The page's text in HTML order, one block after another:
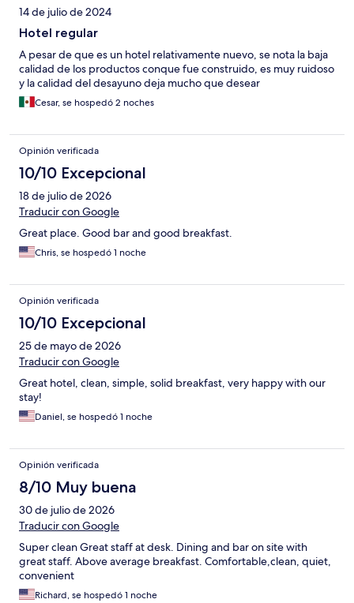
14 de julio de 2024
Hotel regular
A pesar de que es un hotel relativamente nuevo, se nota la baja
calidad de los productos conque fue construido, es muy ruidoso
y la calidad del desayuno deja mucho que desear
Cesar, se hospedó 2 noches
Opinión verificada
10/10 Excepcional
18 de julio de 2026
Traducir con Google
Great place. Good bar and good breakfast.
Chris, se hospedó 1 noche
Opinión verificada
10/10 Excepcional
25 de mayo de 2026
Traducir con Google
Great hotel, clean, simple, solid breakfast, very happy with our
stay!
Daniel, se hospedó 1 noche
Opinión verificada
8/10 Muy buena
30 de julio de 2026
Traducir con Google
Super clean Great staff at desk. Dining and bar on site with
great staff. Above average breakfast. Comfortable,clean, quiet,
convenient
Richard, se hospedó 1 noche